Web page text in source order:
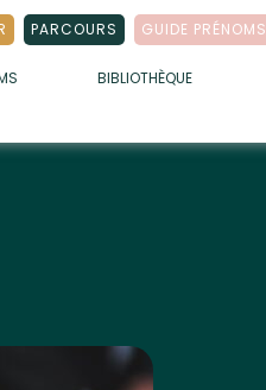
PARCOURS GUIDE PRÉNOMS
BIBLIOTHÈQUE